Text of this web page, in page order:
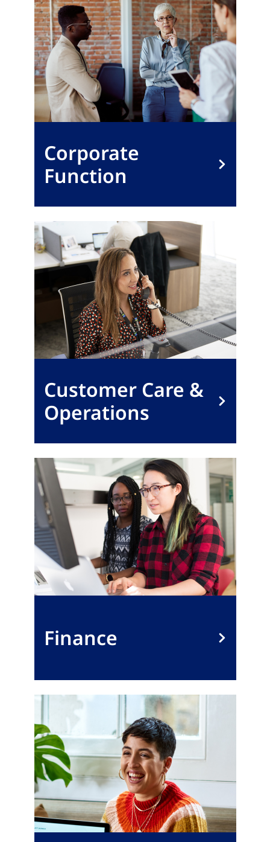
Corporate
Function
Customer Care &
Operations
Finance